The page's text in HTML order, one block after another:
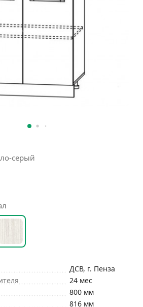
серый
ДСВ, г. Пенза
24 мес
800 мм
816 мм